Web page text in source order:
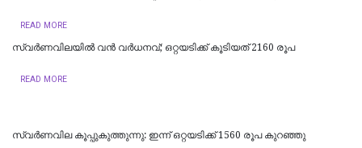
READ MORE
സ്വർണവിലയിൽ വൻ വർധനവ്; ഒറ്റയടിക്ക് കൂടിയത് 2160 രൂപ
READ MORE
സ്വർണവില കൂപ്പുകുത്തുന്നു: ഇന്ന് ഒറ്റയടിക്ക് 1560 രൂപ കുറഞ്ഞു